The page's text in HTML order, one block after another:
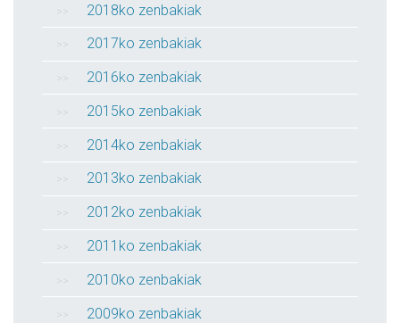
2018ko zenbakiak
2017ko zenbakiak
2016ko zenbakiak
2015ko zenbakiak
2014ko zenbakiak
2013ko zenbakiak
2012ko zenbakiak
2011ko zenbakiak
2010ko zenbakiak
2009ko zenbakiak